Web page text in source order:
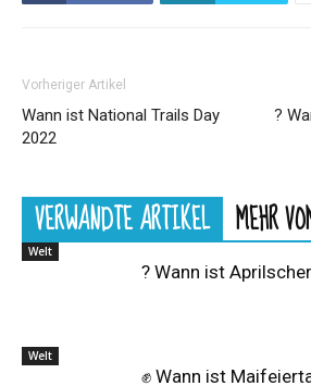
Vorheriger Artikel
Wann ist National Trails Day
2022
?
VERWANDTE ARTIKEL MEHR
Welt
? Wann ist
Welt
✊ Wann ist